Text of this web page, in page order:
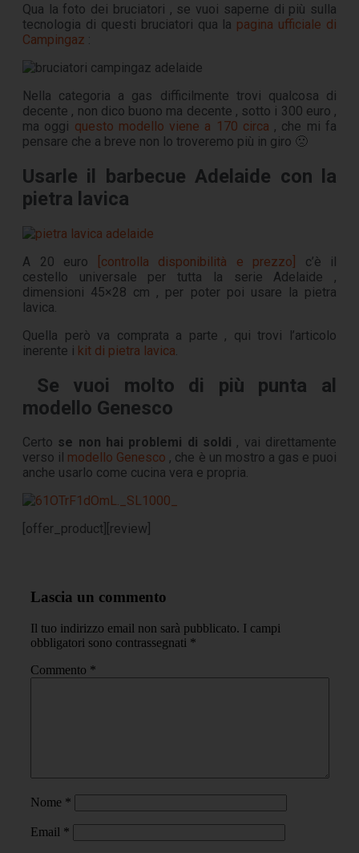
Qua la foto dei bruciatori , se vuoi saperne di più sulla
tecnologia di questi bruciatori qua la pagina ufficiale di
Campingaz :
Nella categoria a gas difficilmente trovi qualcosa di
decente , non dico buono ma decente , sotto i 300 euro ,
ma oggi questo modello viene a 170 circa , che mi fa
pensare che a breve non lo troveremo più in giro 🙁
Usarle il barbecue Adelaide con la
pietra lavica
A 20 euro [controlla disponibilità e prezzo]
c’è il
cestello universale per tutta la serie Adelaide ,
dimensioni 45×28 cm , per poter poi usare la pietra
lavica.
Quella però va comprata a parte , qui trovi l’articolo
inerente i kit di pietra lavica
Se vuoi molto di più punta al
modello Genesco
Certo se non hai problemi di soldi , vai direttamente
verso il modello Genesco , che è un mostro a gas e puoi
anche usarlo come cucina vera e propria.
[offer_product][review]
Lascia un commento
Il tuo indirizzo email non sarà pubblicato. I campi
obbligatori sono contrassegnati *
Commento *
Nome *
Email *